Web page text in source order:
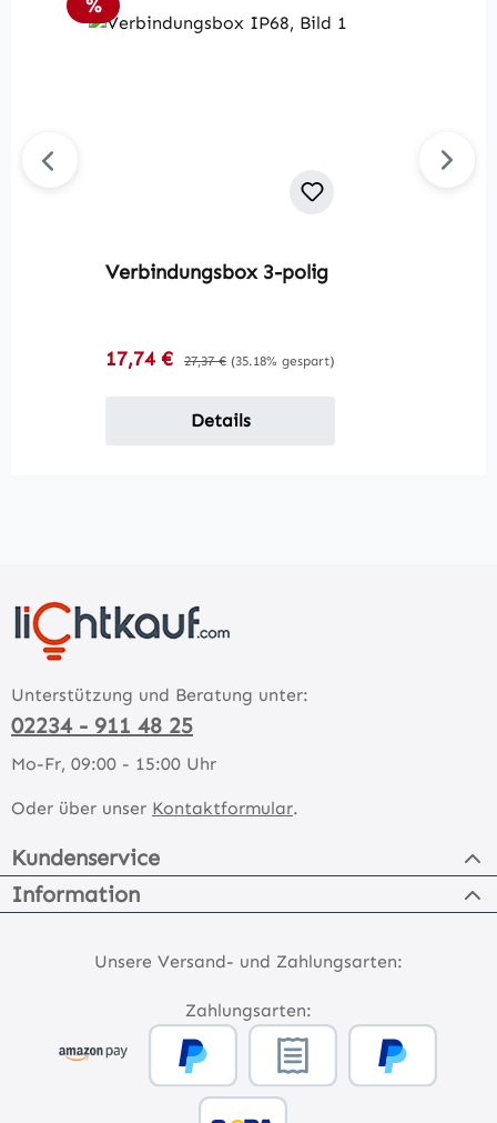
%
Verbindungsbox 3-polig
Verkaufspreis:
17,74 € Regulärer Preis:
27,37 € (35.18% gespart)
Details
Unterstützung und Beratung unter:
02234 - 911 48 25
Mo-Fr, 09:00 - 15:00 Uhr
Oder über unser Kontaktformular.
Kundenservice
Information
Unsere Versand- und Zahlungsarten:
Zahlungsarten: